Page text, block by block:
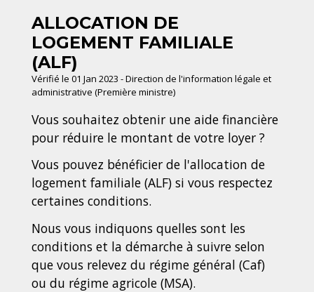
ALLOCATION DE
LOGEMENT FAMILIALE
(ALF)
Vérifié le 01 Jan 2023 - Direction de l'information légale et
administrative (Première ministre)
Vous souhaitez obtenir une aide financière
pour réduire le montant de votre loyer ?
Vous pouvez bénéficier de l'allocation de
logement familiale (ALF) si vous respectez
certaines conditions.
Nous vous indiquons quelles sont les
conditions et la démarche à suivre selon
que vous relevez du régime général (Caf)
ou du régime agricole (MSA).